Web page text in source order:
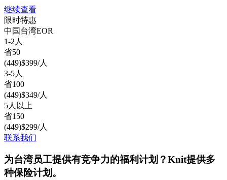
继续查看
限时特惠
中国台湾EOR
1-2人
省50
(449)$399/人
3-5人
省100
(449)$349/人
5人以上
省150
(449)$299/人
联系我们
为台湾员工提供有竞争力的福利计划？Knit提供多
种保险计划。